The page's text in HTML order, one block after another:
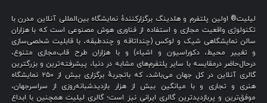
لیلیت® اولین پلتفرم و هلدینگ برگزارکنندهٔ نمایشگاه بین‌المللی آنلاین مدرن با
تکنولوژی واقعیت مجازی و استفاده از فناوری هوش مصنوعی است که با هزاران
سالن نمایشگاهی شیک و لوکس (چنداتاقه و چندطبقه، با قابلیت شخصی‌سازی
و تغییر محیط، دکوراسیون و اشیاء) و با هزاران طرح قاب‌مجازی متنوع،
درحال‌حاضر درمقایسه با سایر پلتفرم‌های مشابه در دنیا، پیشرفته‌ترین و بزرگترین
گالری آنلاین در کل جهان می‌باشد، که باتجربهٔ برگزاری بیش از ۲۵۰ نمایشگاه
هنری و تجاری و با میانگین بیش از هزار بازدیدشبانه‌روزی از سراسرجهان،
موفق‌ترین و پربازدیدترین گالری ایرانی نیز است؛ گالری لیلیت همچنین با ابداع